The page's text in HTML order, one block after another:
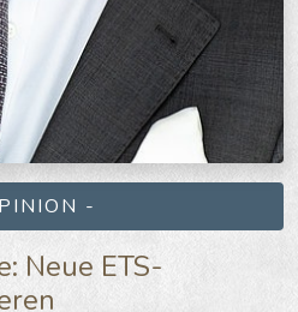
-
Neue ETS-